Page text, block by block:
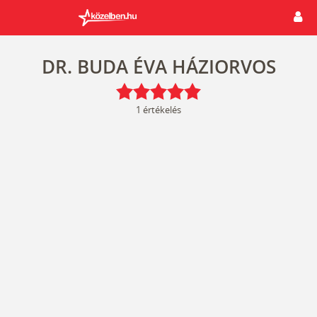
DR. BUDA ÉVA HÁZIORVOS
1 értékelés